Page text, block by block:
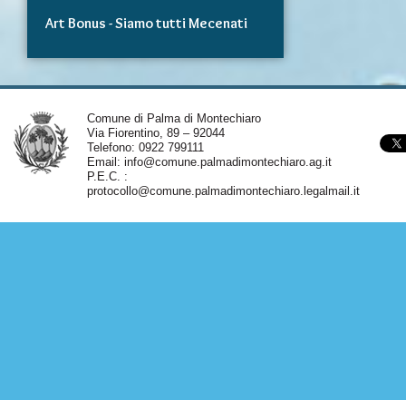
Art Bonus - Siamo tutti Mecenati
Comune di Palma di Montechiaro
Via Fiorentino, 89 – 92044
Telefono: 0922 799111
Email: info@comune.palmadimontechiaro.ag.it
P.E.C. :
protocollo@comune.palmadimontechiaro.legalmail.it